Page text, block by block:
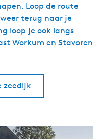
Loop de route
terug naar je
loop je ook langs
Workum en Stavoren
zeedijk